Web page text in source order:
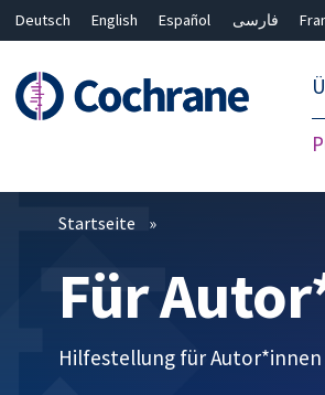
Deutsch English Español فارسی
Filter
Startseite
Für
Hilfestellung für Autor*innen